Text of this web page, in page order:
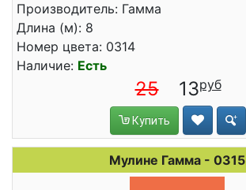
Производитель: Гамма
Длина (м): 8
Номер цвета: 0314
Наличие: Есть
25 13
Купить
Мулине Гамма - 0315